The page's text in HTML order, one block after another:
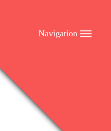
Navigation